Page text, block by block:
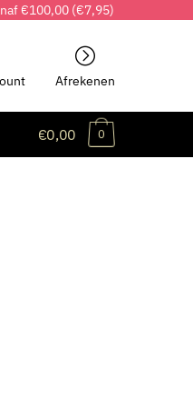
€100,00 (€7,95)
Afrekenen
€0,00 0